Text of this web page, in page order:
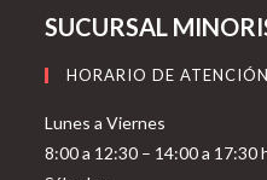
SUCURSAL
HORARIO DE ATENCIÓN
Lunes a Viernes
8:00 a 12:30 – 14:00 a 17:30